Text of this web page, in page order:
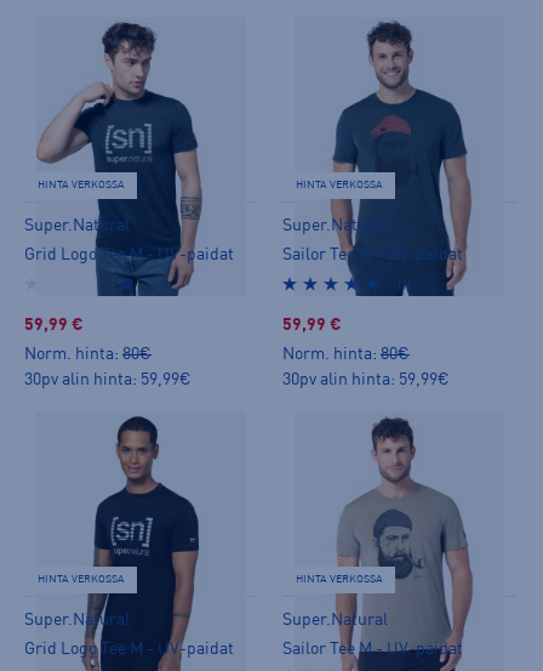
HINTA VERKOSSA
Super.Natural
Grid Logo Tee M - UV-paidat
(0)
59,99 €
Norm. hinta: 80€
30pv alin hinta: 59,99€
HINTA VERKOSSA
Super.Natural
Sailor Tee M - UV-paidat
(1)
59,99 €
Norm. hinta: 80€
30pv alin hinta: 59,99€
HINTA VERKOSSA
Super.Natural
Grid Logo Tee M - UV-paidat
HINTA VERKOSSA
Super.Natural
Sailor Tee M - UV-paidat